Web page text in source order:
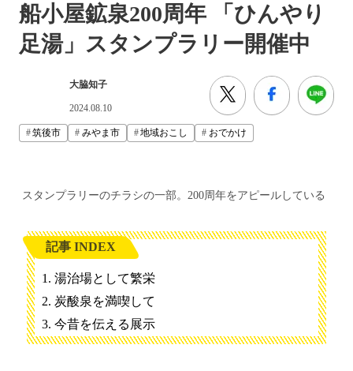
船小屋鉱泉200周年 「ひんやり
足湯」スタンプラリー開催中
大脇知子
2024.08.10
筑後市 みやま市 地域おこし おでかけ
スタンプラリーのチラシの一部。200周年をアピールしている
記事 INDEX
湯治場として繁栄
炭酸泉を満喫して
今昔を伝える展示